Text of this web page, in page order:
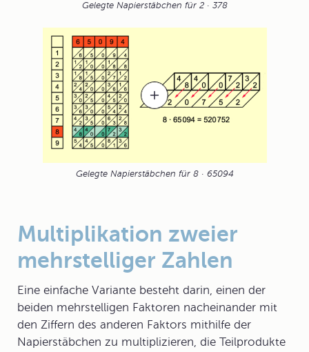
Gelegte Napierstäbchen für 2 · 378
Gelegte Napierstäbchen für 8 · 65094
Multiplikation zweier
mehrstelliger Zahlen
Eine einfache Variante besteht darin, einen der
beiden mehrstelligen Faktoren nacheinander mit
den Ziffern des anderen Faktors mithilfe der
Napierstäbchen zu multiplizieren, die Teilprodukte